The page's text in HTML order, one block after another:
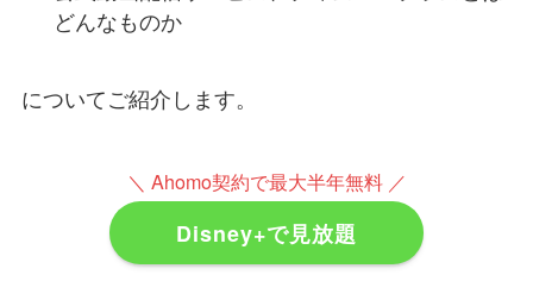
どんなものか
についてご紹介します。
＼ Ahomo契約で最大半年無料 ／
Disney+で見放題